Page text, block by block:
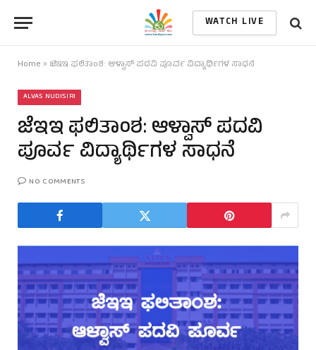
WATCH LIVE
Home » ಜೆಇಇ ಫಲಿತಾಂಶ: ಆಳ್ವಾಸ್ ಪದವಿ ಪೂರ್ವ ವಿದ್ಯಾರ್ಥಿಗಳ ಸಾಧನೆ
ALVAS NUDISIRI
ಜೆಇಇ ಫಲಿತಾಂಶ: ಆಳ್ವಾಸ್ ಪದವಿ
ಪೂರ್ವ ವಿದ್ಯಾರ್ಥಿಗಳ ಸಾಧನೆ
NO COMMENTS